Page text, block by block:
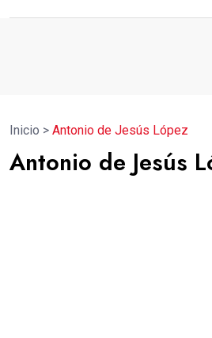
Inicio > Antonio de Jesús López
Antonio de Jesús